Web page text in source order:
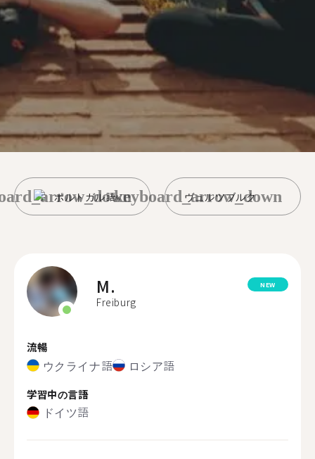
ポルトガル語 ヴュルツブルク
keyboard_arrow_down
M.
Freiburg
NEW
流暢
ウクライナ語 ロシア語
学習中の言語
ドイツ語